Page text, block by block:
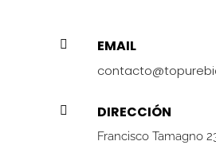
 EMAIL
 DIRECCIÓN
Francisco Tamagno